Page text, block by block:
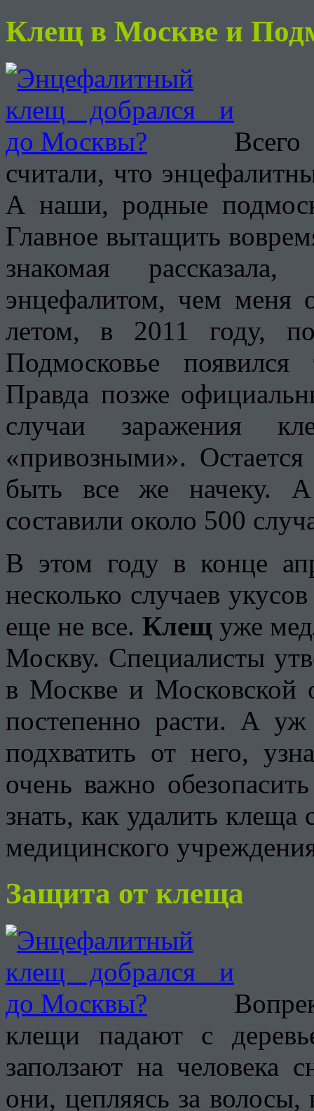
Клещ в Москве и
считали, что
А наши, родные
Главное вытащить
знакомая
энцефалитом, чем
летом, в 2011 году,
Подмосковье
Правда позже
случаи заражения
«привозными».
быть все же начеку. А
составили около 500
В этом году в конце
несколько случаев
еще не все. Клещ уже
Москву. Специалисты
в Москве и Московской
постепенно расти. А
подхватить от него,
очень важно
знать, как удалить клеща
медицинского
Защита от клеща
клещи падают с
заползают на человека
они, цепляясь за